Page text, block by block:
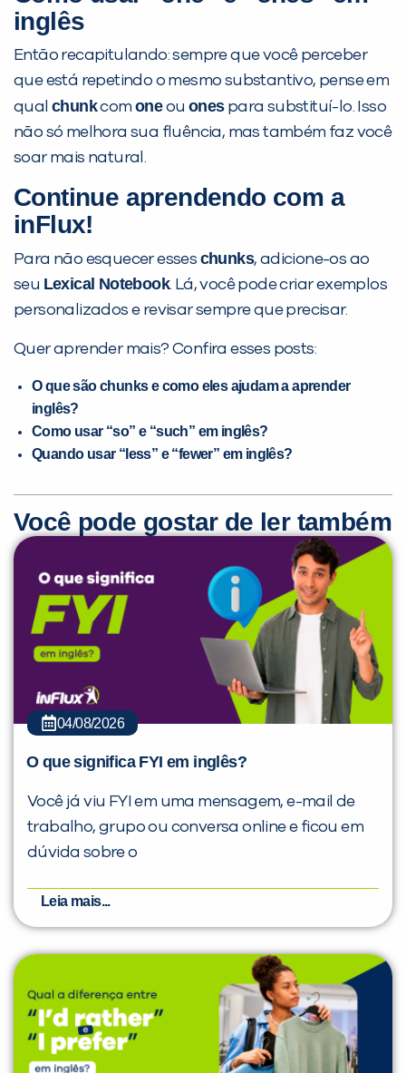
inglês
Então recapitulando: sempre que você perceber
que está repetindo o mesmo substantivo, pense em
qual chunkcom oneou onespara substituí-lo. Isso
não só melhora sua fluência, mas também faz você
soar mais natural.
Continue aprendendo com a
inFlux!
Para não esquecer esses chunks, adicione-os ao
seu Lexical Notebook. Lá, você pode criar exemplos
personalizados e revisar sempre que precisar.
Quer aprender mais? Confira esses posts:
O que são chunks e como eles ajudam a aprender
inglês?
Como usar “so” e “such” em inglês?
Quando usar “less” e “fewer” em inglês?
Você pode gostar de ler também
04/08/2026
O que significa FYI em inglês?
Você já viu FYI em uma mensagem, e-mail de
trabalho, grupo ou conversa online e ficou em
dúvida sobre o
Leia mais...